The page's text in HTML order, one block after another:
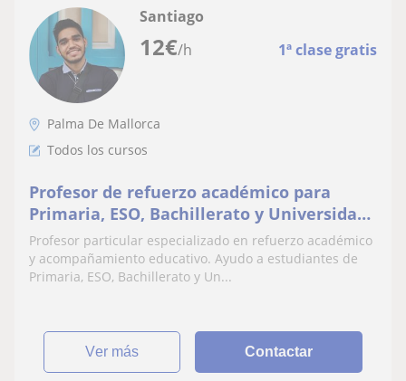
12€/h 1ª clase gratis
Santiago
Palma De Mallorca
Todos los cursos
Profesor de refuerzo académico para
Primaria, ESO, Bachillerato y Universidad,
enfocado en comprensión real y
resultados
Profesor particular especializado en refuerzo académico
y acompañamiento educativo. Ayudo a estudiantes de
Primaria, ESO, Bachillerato y Un...
ver más Contactar